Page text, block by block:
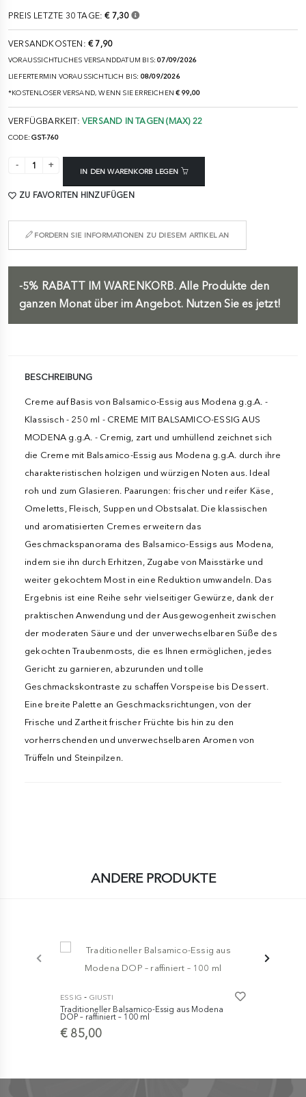
PREIS LETZTE 30 TAGE:€ 7,30
VERSANDKOSTEN: € 7,90
VORAUSSICHTLICHES VERSANDDATUM BIS:07/09/2026
LIEFERTERMIN VORAUSSICHTLICH BIS: 08/09/2026
*KOSTENLOSER VERSAND, WENN SIE ERREICHEN€ 99,00
VERFÜGBARKEIT: VERSAND IN TAGEN (MAX) 22
CODE:GST-760
IN DEN WARENKORB LEGEN
ZU FAVORITEN HINZUFÜGEN
FORDERN SIE INFORMATIONEN ZU DIESEM ARTIKEL AN
-5% RABATT IM WARENKORB.Alle Produkte den
ganzen Monat über im Angebot. Nutzen Sie es jetzt!
BESCHREIBUNG
Creme auf Basis von Balsamico-Essig aus Modena g.g.A. -
Klassisch - 250 ml - CREME MIT BALSAMICO-ESSIG AUS
MODENA g.g.A. - Cremig, zart und umhüllend zeichnet sich
die Creme mit Balsamico-Essig aus Modena g.g.A. durch ihre
charakteristischen holzigen und würzigen Noten aus. Ideal
roh und zum Glasieren. Paarungen: frischer und reifer Käse,
Omeletts, Fleisch, Suppen und Obstsalat. Die klassischen
und aromatisierten Cremes erweitern das
Geschmackspanorama des Balsamico-Essigs aus Modena,
indem sie ihn durch Erhitzen, Zugabe von Maisstärke und
weiter gekochtem Most in eine Reduktion umwandeln. Das
Ergebnis ist eine Reihe sehr vielseitiger Gewürze, dank der
praktischen Anwendung und der Ausgewogenheit zwischen
der moderaten Säure und der unverwechselbaren Süße des
gekochten Traubenmosts, die es Ihnen ermöglichen, jedes
Gericht zu garnieren, abzurunden und tolle
Geschmackskontraste zu schaffen Vorspeise bis Dessert.
Eine breite Palette an Geschmacksrichtungen, von der
Frische und Zartheit frischer Früchte bis hin zu den
vorherrschenden und unverwechselbaren Aromen von
Trüffeln und Steinpilzen.
ANDERE PRODUKTE
ESSIG - GIUSTI
Traditioneller Balsamico-Essig aus Modena
DOP – raffiniert – 100 ml
€ 85,00